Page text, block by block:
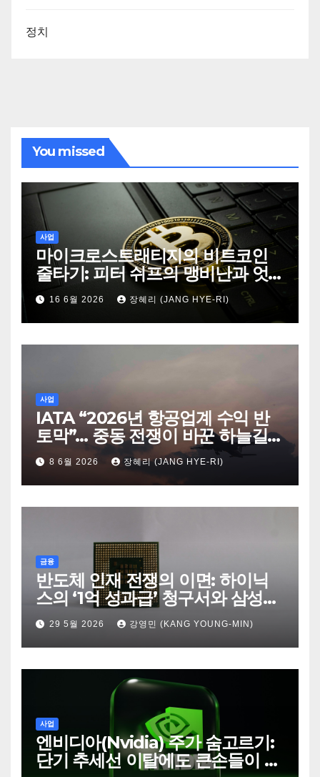
정치
You missed
사업
마이크로스트래티지의 비트코인
줄타기: 피터 쉬프의 맹비난과 엇
갈린 시장의 시선
16 6월 2026 장혜리 (JANG HYE-RI)
사업
IATA “2026년 항공업계 수익 반
토막”… 중동 전쟁이 바꾼 하늘길의
판도
8 6월 2026 장혜리 (JANG HYE-RI)
금융
반도체 인재 전쟁의 이면: 하이닉
스의 ‘1억 성과급’ 청구서와 삼성의
‘퇴사율 1%’ 항변
29 5월 2026 강영민 (KANG YOUNG-MIN)
사업
엔비디아(Nvidia) 주가 숨고르기:
단기 추세선 이탈에도 큰손들이 쥐